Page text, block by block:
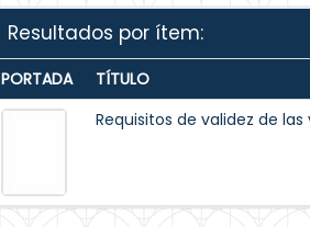
Resultados por ítem:
PORTADA TÍTULO
Requisitos de validez de